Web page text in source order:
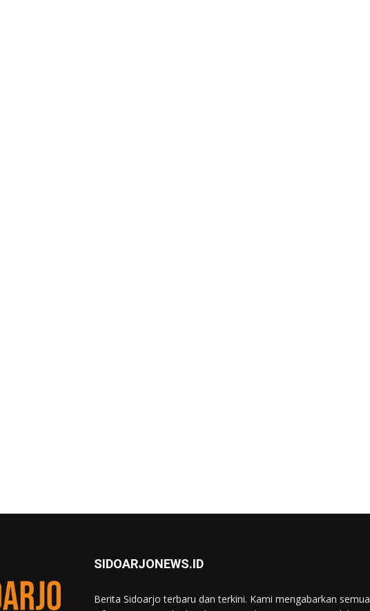
SIDOARJONEWS.ID
Berita Sidoarjo terbaru dan terkini. Kami mengabarkan semua